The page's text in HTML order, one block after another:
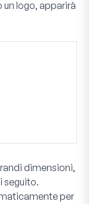
un logo, apparirà
dimensioni,
seguito.
per